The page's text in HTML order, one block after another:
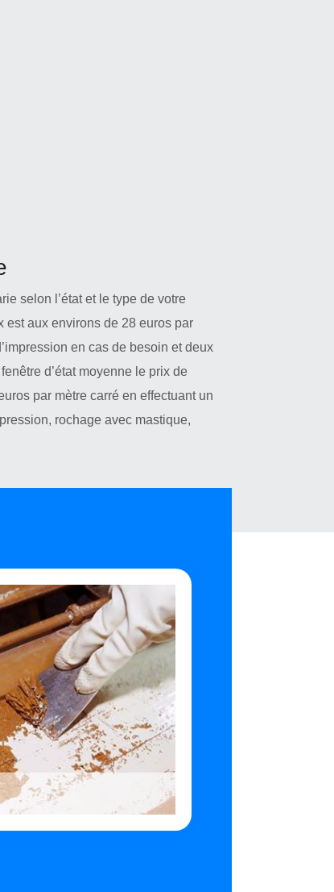
selon l’état et le type de votre
est aux environs de 28 euros par
en cas de besoin et deux
d’état moyenne le prix de
par mètre carré en effectuant un
rochage avec mastique,